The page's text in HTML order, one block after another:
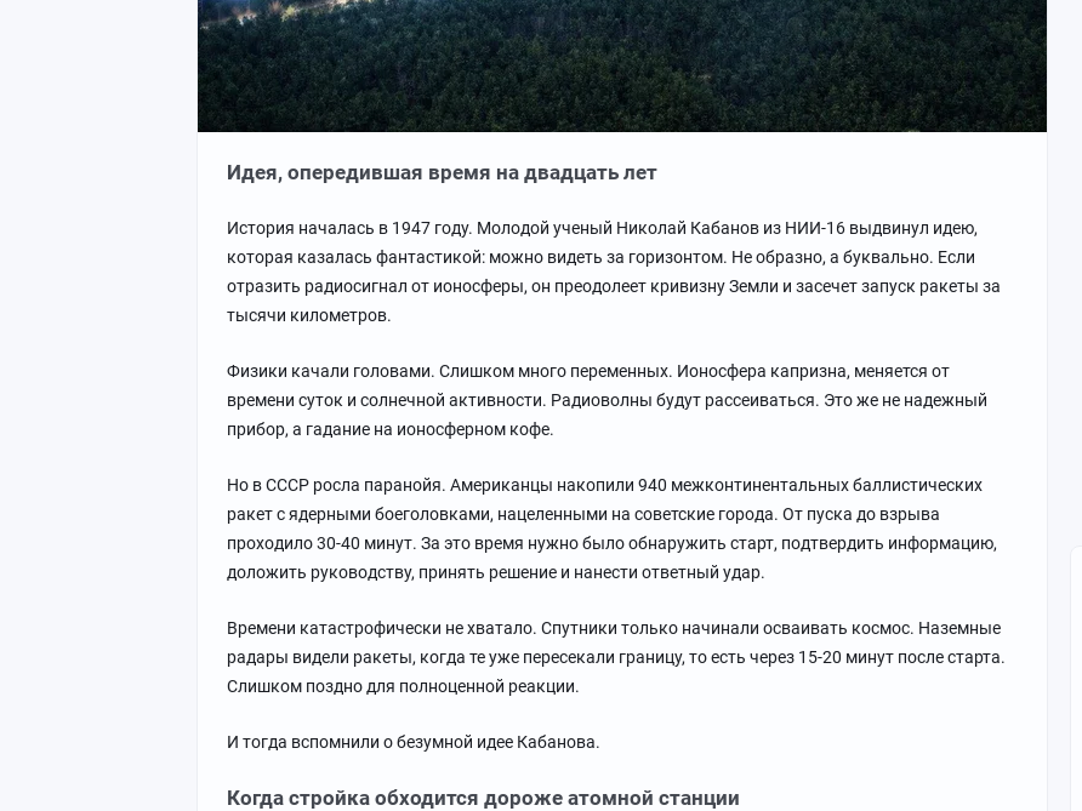
Идея, опередившая время на двадцать лет
История началась в 1947 году. Молодой ученый Николай Кабанов из НИИ-16 выдвинул идею,
которая казалась фантастикой: можно видеть за горизонтом. Не образно, а буквально. Если
отразить радиосигнал от ионосферы, он преодолеет кривизну Земли и засечет запуск ракеты за
тысячи километров.
Физики качали головами. Слишком много переменных. Ионосфера капризна, меняется от
времени суток и солнечной активности. Радиоволны будут рассеиваться. Это же не надежный
прибор, а гадание на ионосферном кофе.
Но в СССР росла паранойя. Американцы накопили 940 межконтинентальных баллистических
ракет с ядерными боеголовками, нацеленными на советские города. От пуска до взрыва
проходило 30-40 минут. За это время нужно было обнаружить старт, подтвердить информацию,
доложить руководству, принять решение и нанести ответный удар.
Времени катастрофически не хватало. Спутники только начинали осваивать космос. Наземные
радары видели ракеты, когда те уже пересекали границу, то есть через 15-20 минут после старта.
Слишком поздно для полноценной реакции.
И тогда вспомнили о безумной идее Кабанова.
Когда стройка обходится дороже атомной станции